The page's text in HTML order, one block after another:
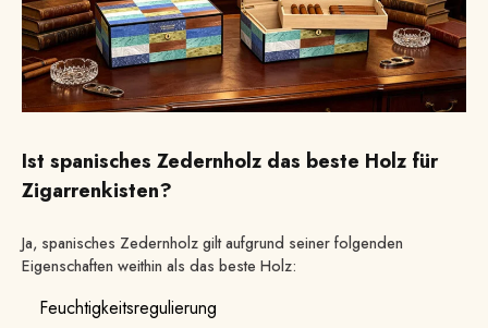
Ist spanisches Zedernholz das beste Holz für
Zigarrenkisten?
Ja, spanisches Zedernholz gilt aufgrund seiner folgenden
Eigenschaften weithin als das beste Holz:
Feuchtigkeitsregulierung